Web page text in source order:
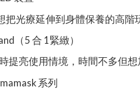
把光療延伸到身體保養的高階
（5 合 1緊緻）
提亮使用情境，時間不多但想
系列